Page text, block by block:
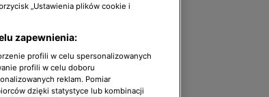
„Ustawienia plików cookie i
zapewnienia:
profili w celu spersonalizowanych
profili w celu doboru
reklam. Pomiar
dzięki statystyce lub kombinacji